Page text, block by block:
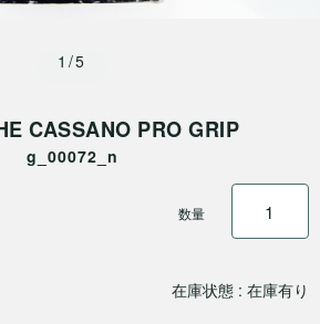
1/5
CASSANO PRO GRIP
g_00072_n
在庫状態 : 在庫有り
数量